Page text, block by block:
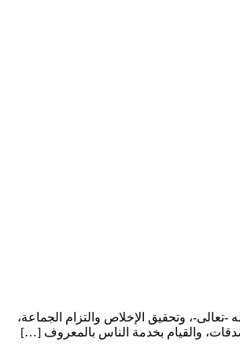
، وتحقيق الإخلاص والتزام الجماعة،
والقيام بخدمة الناس بالمعروف […]